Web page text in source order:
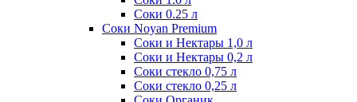
Соки 0.25 л
Соки Noyan Premium
Соки и Нектары 1,0 л
Соки и Нектары 0,2 л
Соки стекло 0,75 л
Соки стекло 0,25 л